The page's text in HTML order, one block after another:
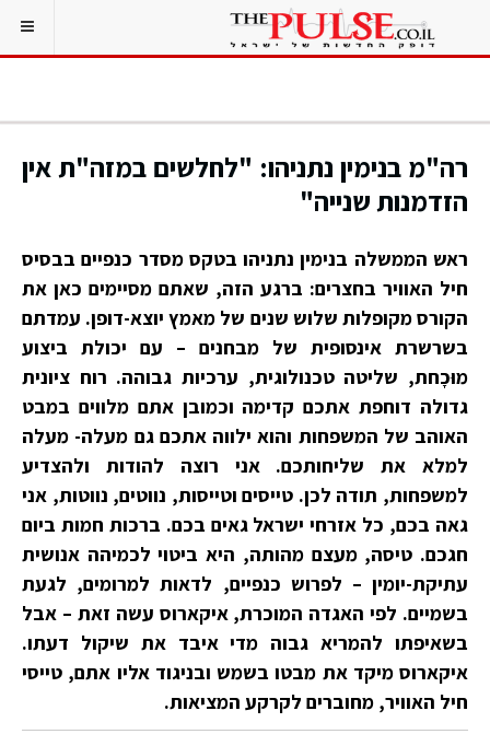
רה"מ בנימין נתניהו: "לחלשים במזה"ת אין
הזדמנות שנייה"
ראש הממשלה בנימין נתניהו בטקס מסדר כנפיים בבסיס
חיל האוויר בחצרים: ברגע הזה, שאתם מסיימים כאן את
הקורס מקופלות שלוש שנים של מאמץ יוצא-דופן. עמדתם
בשרשרת אינסופית של מבחנים – עם יכולת ביצוע
מוּכָחת, שליטה טכנולוגית, ערכיות גבוהה. רוח ציונית
גדולה דוחפת אתכם קדימה וכמובן אתם מלווים במבט
האוהב של המשפחות והוא ילווה אתכם גם מעלה- מעלה
למלא את שליחותכם. אני רוצה להודות ולהצדיע
למשפחות, תודה לכן. טייסים וטייסות, נווטים, נווטות, אני
גאה בכם, כל אזרחי ישראל גאים בכם. ברכות חמות ביום
חגכם. טיסה, מעצם מהותה, היא ביטוי לכמיהה אנושית
עתיקת-יומין – לפרוש כנפיים, לדאות למרומים, לגעת
בשמיים. לפי האגדה המוכרת, איקארוס עשה זאת – אבל
בשאיפתו להמריא גבוה מדי איבד את שיקול דעתו.
איקארוס מיקד את מבטו בשמש ובניגוד אליו אתם, טייסי
חיל האוויר, מחוברים לקרקע המציאות.